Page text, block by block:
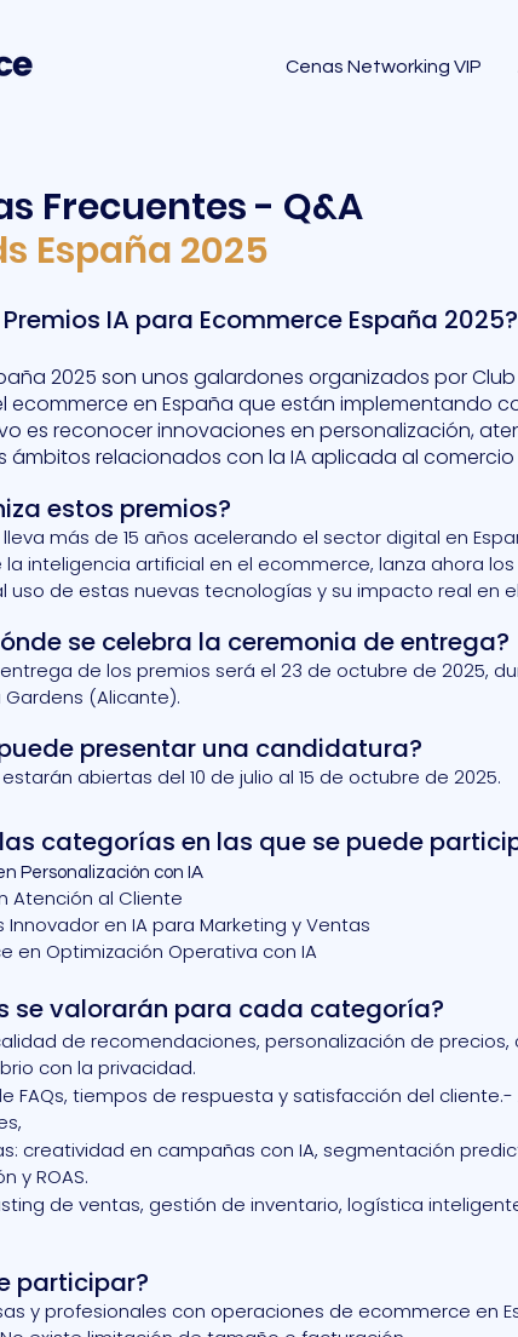
Cenas Networking VIP
Frecuentes - Q&A
España 2025
IA para Ecommerce España 2025?
2025 son unos galardones organizados por
ecommerce en España que están implementando
es reconocer innovaciones en personalización,
ámbitos relacionados con la IA aplicada al comercio
estos premios?
más de 15 años acelerando el sector digital en
inteligencia artificial en el ecommerce, lanza ahora los
uso de estas nuevas tecnologías y su impacto real en
se celebra la ceremonia de entrega?
de los premios será el 23 de octubre de 2025,
(Alicante).
presentar una candidatura?
abiertas del 10 de julio al 15 de octubre de 2025.
categorías en las que se puede
Personalización con IA
Atención al Cliente
en IA para Marketing y Ventas
en Optimización Operativa con IA
se valorarán para cada categoría?
de recomendaciones, personalización de
con la privacidad.
FAQs, tiempos de respuesta y satisfacción del
creatividad en campañas con IA, segmentación
y ROAS.
de ventas, gestión de inventario, logística
participar?
y profesionales con operaciones de ecommerce en